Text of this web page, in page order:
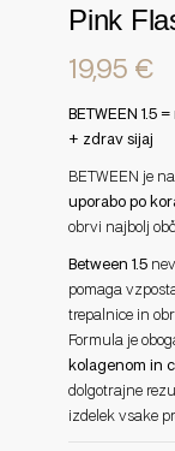
Pink
19,95 €
BETWEEN
+ zdrav sijaj
BETWEEN je
uporabo po
obrvi najbolj
Between 1.5
pomaga
trepalnice in
Formula je
kolagenom in
dolgotrajne
izdelek vsake